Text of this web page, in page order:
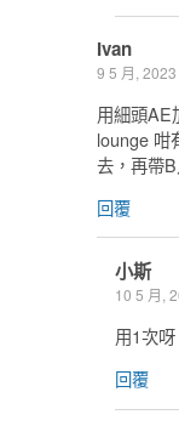
Ivan
9 5 月, 2023
用細頭AE
lounge 咁
去，再帶
回覆
小斯
10 5 月,
用1次呀
回覆